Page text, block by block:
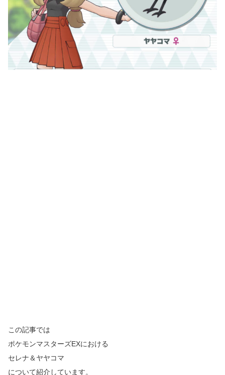
この記事では
ポケモンマスターズEXにおける
セレナ＆ヤヤコマ
について紹介しています。